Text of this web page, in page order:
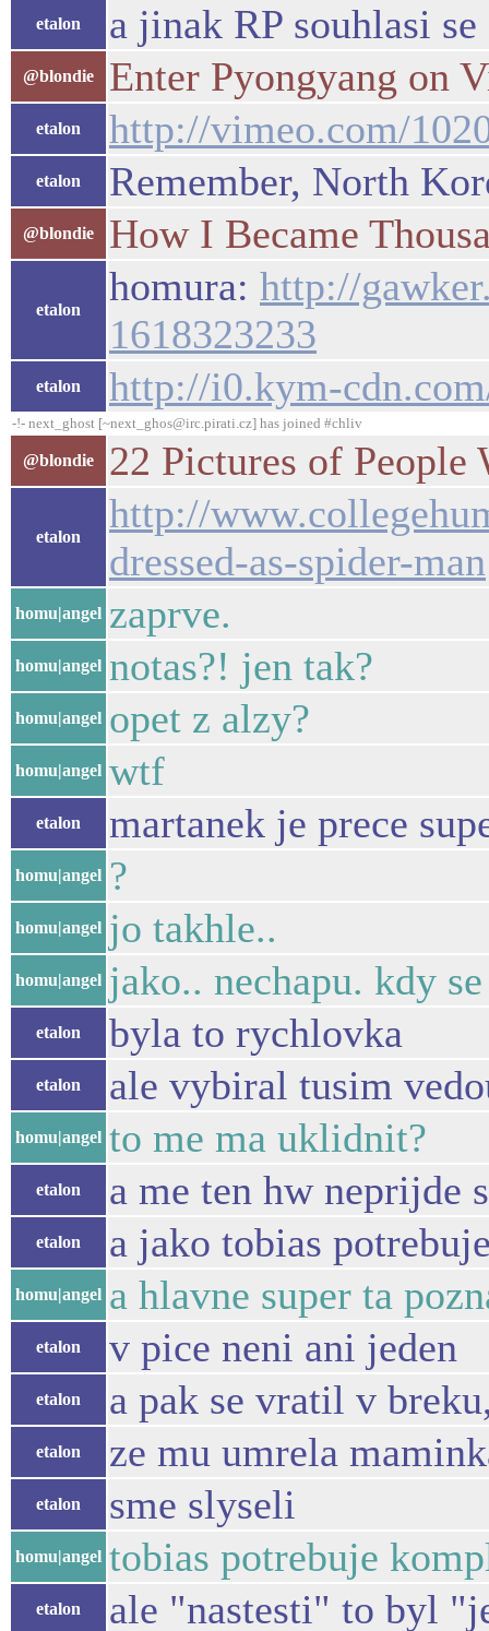
etalon a jinak RP souhlasi
@blondie Enter Pyongyang on
etalon http://vimeo.com/
etalon Remember, North
@blondie How I Became
etalon
homura: http://
1618323233
etalon http://i0.kym-
-!- next_ghost [~next_ghos@irc.pirati.cz] has joined #chliv
@blondie 22 Pictures of People
etalon
http://
dressed-as-spider-man
homu|angel zaprve.
homu|angel notas?! jen tak?
homu|angel opet z alzy?
homu|angel wtf
etalon martanek je prece
homu|angel ?
homu|angel jo takhle..
homu|angel jako.. nechapu. kdy
etalon byla to rychlovka
etalon ale vybiral tusim
homu|angel to me ma uklidnit?
etalon a me ten hw neprijde
etalon a jako tobias
homu|angel a hlavne super ta
etalon v pice neni ani jeden
etalon a pak se vratil v
etalon ze mu umrela
etalon sme slyseli
homu|angel tobias potrebuje
etalon ale "nastesti" to byl